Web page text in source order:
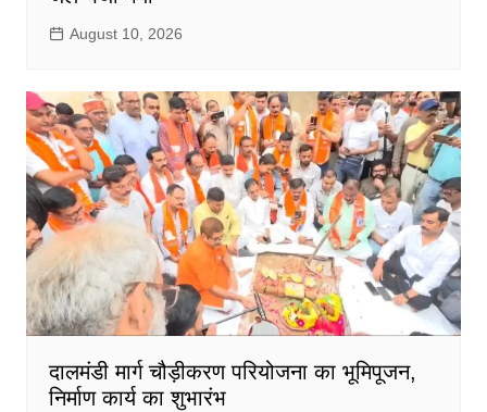
August 10, 2026
दालमंडी मार्ग चौड़ीकरण परियोजना का भूमिपूजन,
निर्माण कार्य का शुभारंभ